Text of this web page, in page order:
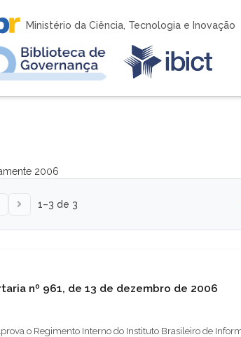
Ministério da Ciência, Tecnologia e Inovação
2006
1–3 de 3
nº 961, de 13 de dezembro de 2006
o Regimento Interno do Instituto Brasileiro de